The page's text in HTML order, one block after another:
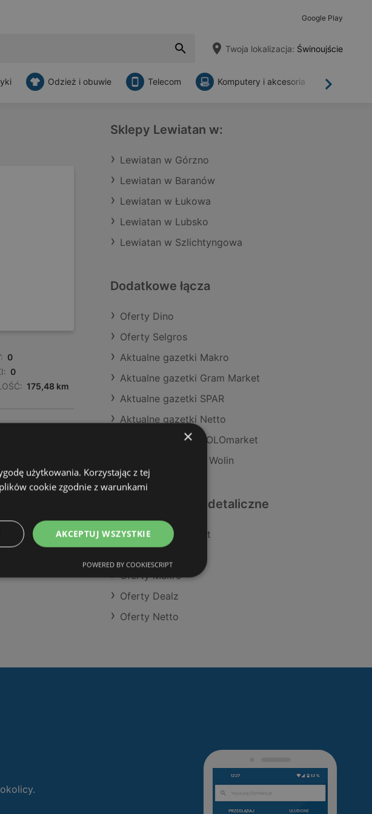
Google Play
Twoja lokalizacja: Świnoujście
Dalej
Odzież i obuwie Telecom Komputery i akcesoria
0
0
175,48 km
0
Sklepy Lewiatan w:
Lewiatan w Górzno
Lewiatan w Baranów
Lewiatan w Łukowa
Lewiatan w Lubsko
Lewiatan w Szlichtyngowa
Dodatkowe łącza
Oferty Dino
Oferty Selgros
Aktualne gazetki Makro
Aktualne gazetki Gram Market
Aktualne gazetki SPAR
Aktualne gazetki Netto
Aktualne gazetki POLOmarket
Sklepy Lewiatan w Wolin
Podobne sklepy detaliczne
Oferty POLOmarket
Oferty Makro
Oferty Dealz
Oferty Netto
×
użytkowania. Korzystając z tej
cookie zgodnie z warunkami
AKCEPTUJ WSZYSTKIE
POWERED BY COOKIESCRIPT